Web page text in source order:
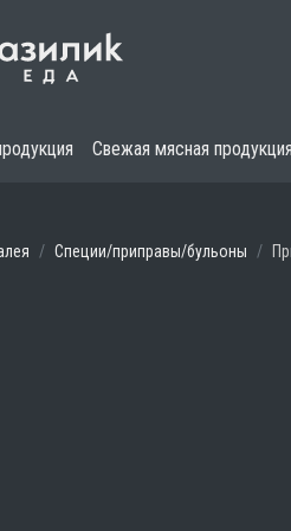
Свежая мясная продукция
Специи/приправы/бульоны